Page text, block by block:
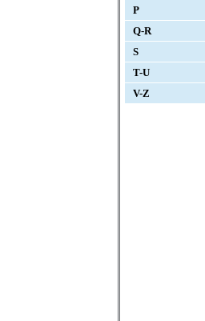
P
Q-R
S
T-U
V-Z